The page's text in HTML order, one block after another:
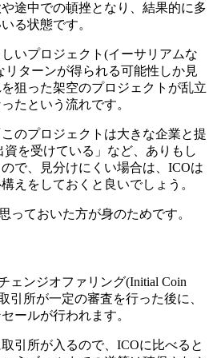
途中での頓挫となり、結果的に多
る状態です。
いプロジェクト(イーサリアムな
リターンが得られる可能性しか見
狙った架空のプロジェクトが乱立
たという流れです。
のプロジェクトは大きな企業と提
を受けている」など、ありもし
で、見分けにくい場合は、ICOは
えをしておくと良いでしょう。
っておいた方が身のためです。
ェンジオファリング(Initial Coin
引所が一定の審査を行った後に、
ールが行われます。
引所が入るので、ICOに比べると